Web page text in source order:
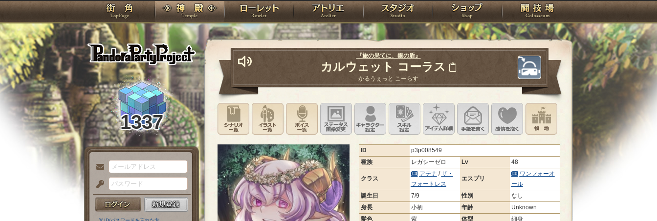
PandoraPartyProject
TOP 神殿 ローレット アトリエ スタジオ ショップ 闘技場
1337
メ
ー
ル
パ
ス
『旅の果てに、銀の盾』
カルウェット コーラス
かるうぇっと こーらす
シナリオ一覧イラスト一覧ボイス一覧 ステータス画像変更キャラクター設定
スキル設定 アイテム詳細手紙を書く このキャラクターに感情を抱く
ID
p3p008549
種族
レガシーゼロ Lv 48
クラス
アテナ /ザ・
フォートレス
エスプリ
ワンフォーオ
ール
誕生日
7/9 性別
なし
身長
小柄 年齢
Unknown
髪色
紫 体型
細身